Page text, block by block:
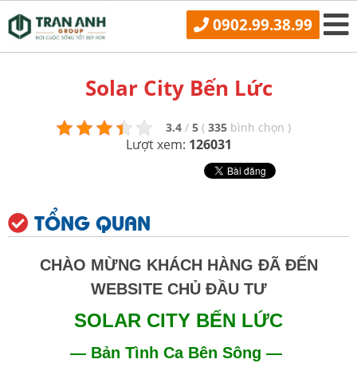
0902.99.38.99
Solar City Bến Lức
3.4 / 5 ( 335 bình chọn )
Lượt xem: 126031
TỔNG QUAN
CHÀO MỪNG KHÁCH HÀNG ĐÃ ĐẾN
WEBSITE CHỦ ĐẦU TƯ
SOLAR CITY BẾN LỨC
— Bản Tình Ca Bên Sông —